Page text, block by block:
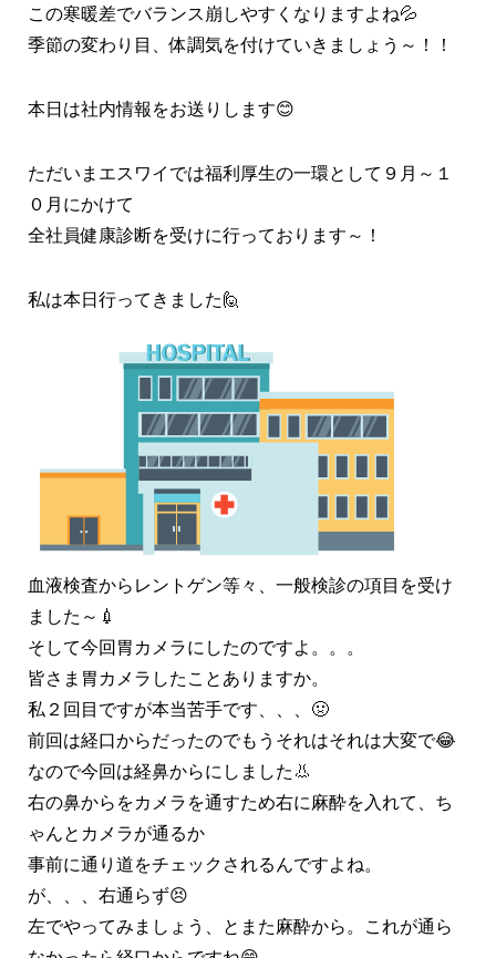
この寒暖差でバランス崩しやすくなりますよね💦
季節の変わり目、体調気を付けていきましょう～！！
本日は社内情報をお送りします😊
ただいまエスワイでは福利厚生の一環として９月～１
０月にかけて
全社員健康診断を受けに行っております～！
私は本日行ってきました🙋
血液検査からレントゲン等々、一般検診の項目を受け
ました～💉
そして今回胃カメラにしたのですよ。。。
皆さま胃カメラしたことありますか。
私２回目ですが本当苦手です、、、🤢
前回は経口からだったのでもうそれはそれは大変で😂
なので今回は経鼻からにしました👃
右の鼻からをカメラを通すため右に麻酔を入れて、ち
ゃんとカメラが通るか
事前に通り道をチェックされるんですよね。
が、、、右通らず😣
左でやってみましょう、とまた麻酔から。これが通ら